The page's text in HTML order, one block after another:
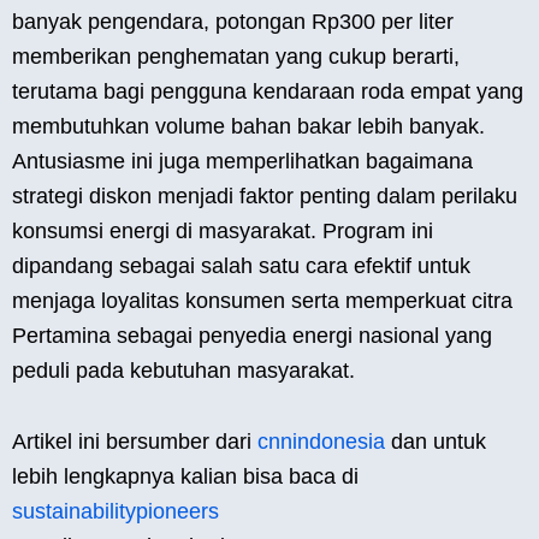
banyak pengendara, potongan Rp300 per liter
memberikan penghematan yang cukup berarti,
terutama bagi pengguna kendaraan roda empat yang
membutuhkan volume bahan bakar lebih banyak.
Antusiasme ini juga memperlihatkan bagaimana
strategi diskon menjadi faktor penting dalam perilaku
konsumsi energi di masyarakat. Program ini
dipandang sebagai salah satu cara efektif untuk
menjaga loyalitas konsumen serta memperkuat citra
Pertamina sebagai penyedia energi nasional yang
peduli pada kebutuhan masyarakat.
Artikel ini bersumber dari cnnindonesia dan untuk
lebih lengkapnya kalian bisa baca di
sustainabilitypioneers